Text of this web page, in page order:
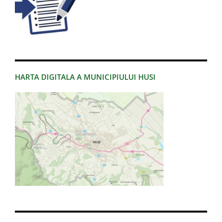
HARTA DIGITALA A MUNICIPIULUI HUSI